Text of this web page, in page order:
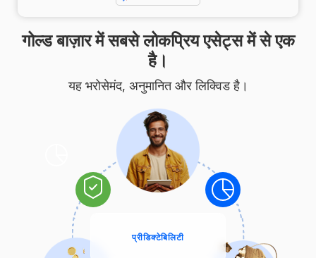
गोल्ड बाज़ार में सबसे लोकप्रिय एसेट्स में से एक
है।
यह भरोसेमंद, अनुमानित और लिक्विड है।
प्रीडिक्टेबिलिटी